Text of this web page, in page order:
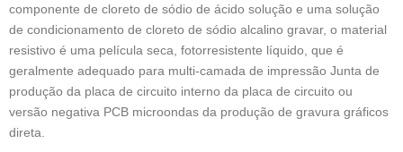
componente de cloreto de sódio de ácido solução e uma solução
de condicionamento de cloreto de sódio alcalino gravar, o material
resistivo é uma película seca, fotorresistente líquido, que é
geralmente adequado para multi-camada de impressão Junta de
produção da placa de circuito interno da placa de circuito ou
versão negativa PCB microondas da produção de gravura gráficos
direta.